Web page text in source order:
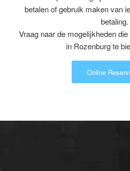
betalen of gebruik maken van
betaling.
Vraag naar de mogelijkheden
in Rozenburg te
Online